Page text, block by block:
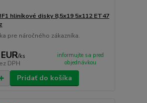
hliníkové disky 8,5x19 5x112 ET47
pre náročného zákazníka.
/ks
DPH
informujte sa pred
objednávkou
Pridať do košíka